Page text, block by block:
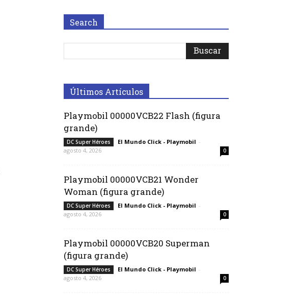
Search
Últimos Artículos
Playmobil 00000VCB22 Flash (figura
grande)
DC Super Héroes El Mundo Click - Playmobil -
agosto 4, 2026
0
Playmobil 00000VCB21 Wonder
Woman (figura grande)
DC Super Héroes El Mundo Click - Playmobil -
agosto 4, 2026
0
Playmobil 00000VCB20 Superman
(figura grande)
DC Super Héroes El Mundo Click - Playmobil -
agosto 4, 2026
0